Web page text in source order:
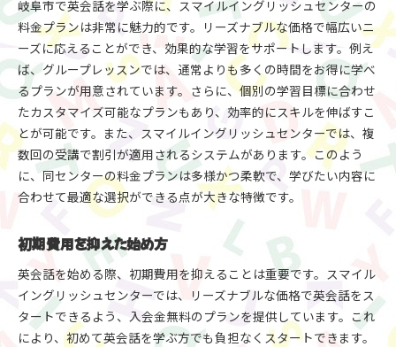
岐阜市で英会話を学ぶ際に、スマイルイングリッシュセンターの
料金プランは非常に魅力的です。リーズナブルな価格で幅広いニ
ーズに応えることができ、効果的な学習をサポートします。例え
ば、グループレッスンでは、通常よりも多くの時間をお得に学べ
るプランが用意されています。さらに、個別の学習目標に合わせ
たカスタマイズ可能なプランもあり、効率的にスキルを伸ばすこ
とが可能です。また、スマイルイングリッシュセンターでは、複
数回の受講で割引が適用されるシステムがあります。このよう
に、同センターの料金プランは多様かつ柔軟で、学びたい内容に
合わせて最適な選択ができる点が大きな特徴です。
初期費用を抑えた始め方
英会話を始める際、初期費用を抑えることは重要です。スマイル
イングリッシュセンターでは、リーズナブルな価格で英会話をス
タートできるよう、入会金無料のプランを提供しています。これ
により、初めて英会話を学ぶ方でも負担なくスタートできます。